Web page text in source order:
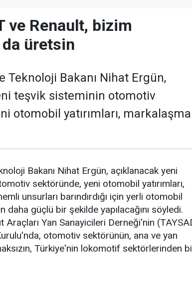
ve Renault, bizim
da üretsin
Teknoloji Bakanı Nihat Ergün,
teşvik sisteminin otomotiv
otomobil yatırımları, markalaşma
Bakanı Nihat Ergün, açıklanacak yeni
sektöründe, yeni otomobil yatırımları,
unsurları barındırdığı için yerli otomobil
daha güçlü bir şekilde yapılacağını söyledi.
Araçları Yan Sanayicileri Derneği'nin
otomotiv sektörünün, ana ve yan
Türkiye'nin lokomotif sektörlerinden